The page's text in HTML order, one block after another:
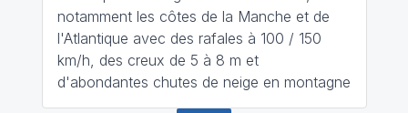
notamment les côtes de la Manche et de
l'Atlantique avec des rafales à 100 / 150
km/h, des creux de 5 à 8 m et
d'abondantes chutes de neige en montagne